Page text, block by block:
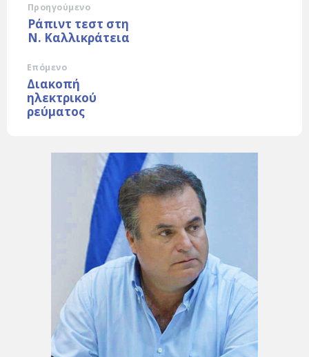
Προηγούμενο
Ράπιντ τεστ στη
Ν. Καλλικράτεια
Επόμενο
Διακοπή
ηλεκτρικού
ρεύματος